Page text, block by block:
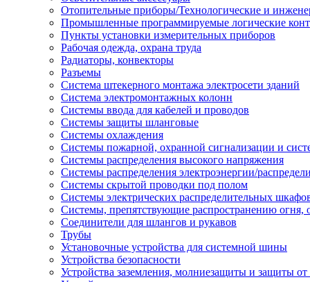
Отопительные приборы/Технологические и
Промышленные программируемые логические
Пункты установки измерительных приборов
Рабочая одежда, охрана труда
Радиаторы, конвекторы
Разъемы
Система штекерного монтажа электросети зданий
Система электромонтажных колонн
Системы ввода для кабелей и проводов
Системы защиты шланговые
Системы охлаждения
Системы пожарной, охранной сигнализации и
Системы распределения высокого напряжения
Системы распределения электроэнергии/
Системы скрытой проводки под полом
Системы электрических распределительных
Системы, препятствующие распространению огня,
Соединители для шлангов и рукавов
Трубы
Установочные устройства для системной шины
Устройства безопасности
Устройства заземления, молниезащиты и защиты